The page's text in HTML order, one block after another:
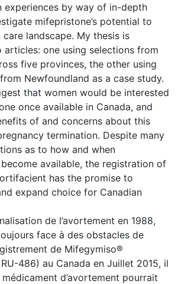
experiences by way of in-depth
mifepristone’s potential to
landscape. My thesis is
one using selections from
five provinces, the other using
Newfoundland as a case study.
that women would be interested
once available in Canada, and
of and concerns about this
termination. Despite many
as to how and when
available, the registration of
has the promise to
expand choice for Canadian
de l’avortement en 1988,
face à des obstacles de
de Mifegymiso®
486) au Canada en Juillet 2015, il
d’avortement pourrait